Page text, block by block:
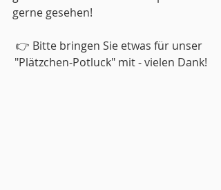
gerne gesehen!
👉 Bitte bringen Sie etwas für unser
"Plätzchen-Potluck" mit - vielen Dank!